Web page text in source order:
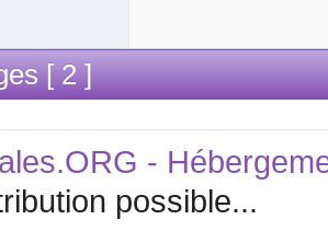
[ 2 ]
-
possible...